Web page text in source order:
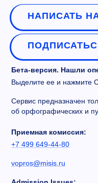
НАПИСАТЬ
Бета-версия. Нашли
Выделите ее и нажмите
Сервис предназначен
об орфографических и
Приемная комиссия:
+7 499 649-44-80
vopros@misis.ru